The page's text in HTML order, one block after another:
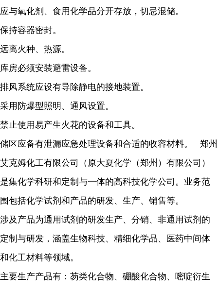
应与氧化剂、食用化学品分开存放，切忌混储。
保持容器密封。
远离火种、热源。
库房必须安装避雷设备。
排风系统应设有导除静电的接地装置。
采用防爆型照明、通风设置。
禁止使用易产生火花的设备和工具。
储区应备有泄漏应急处理设备和合适的收容材料。 郑州
艾克姆化工有限公司（原大夏化学（郑州）有限公司）
是集化学科研和定制与一体的高科技化学公司。业务范
围包括化学试剂和产品的研发、生产、销售等。
涉及产品为通用试剂的研发生产、分销、非通用试剂的
定制与研发，涵盖生物科技、精细化学品、医药中间体
和化工材料等领域。
主要生产产品有：芴类化合物、硼酸化合物、嘧啶衍生